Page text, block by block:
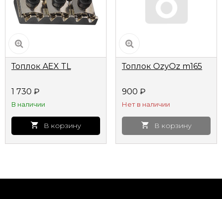
Топлок AEX TL
1 730 ₽
В наличии
В корзину
Топлок OzyOz m165
900 ₽
Нет в наличии
В корзину